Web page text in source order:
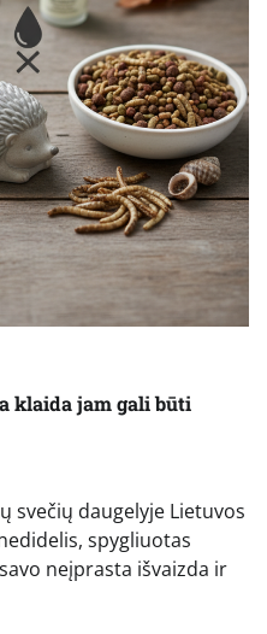
klaida jam gali būti
svečių daugelyje Lietuvos
spygliuotas
neįprasta išvaizda ir